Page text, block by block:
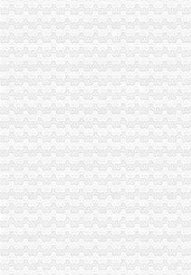
福利社
福利社-关注福利社的成员（1111）
我买网福利社,每周福利送不停！-中粮我买网
NBA福利社
【福利社】_美团网
福利社的微博_腾讯微博
福利社小组
福利社-唯众媒
在线福利社|汇集互联网在线福利
福利社_百度百科
福利社吧
精品福利社|只为精品专注精品
福利社
福利社
600伊人福利社
在线福利社zxfuli
福利社
500宅男福利社
免费zxfuli福利社影院